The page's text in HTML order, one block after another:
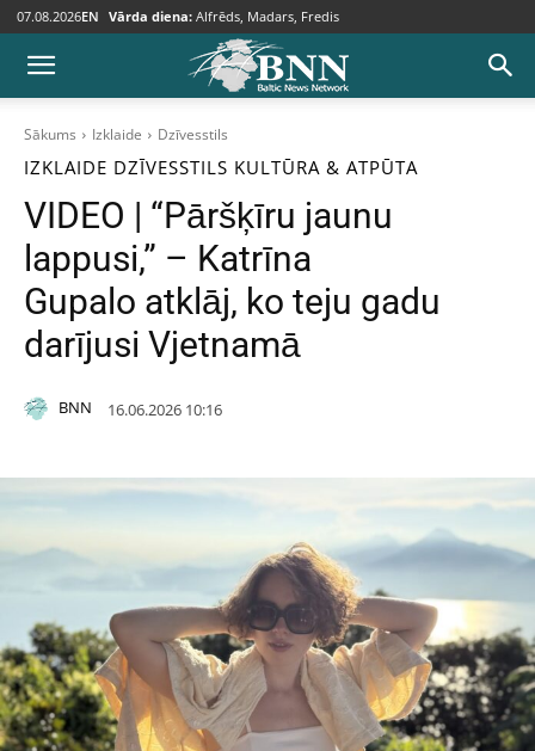
07.08.2026EN Vārda diena: Alfrēds, Madars, Fredis
Sākums Izklaide Dzīvesstils
IZKLAIDE DZĪVESSTILS KULTŪRA & ATPŪTA
VIDEO | “Pāršķīru jaunu
lappusi,” – Katrīna
Gupalo atklāj, ko teju gadu
darījusi Vjetnamā
BNN 16.06.2026 10:16